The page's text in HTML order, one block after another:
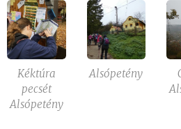
Kéktúra
pecsét
Alsópetény
Alsópetény